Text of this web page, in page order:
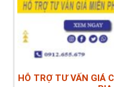
HỖ TRỢ TƯ VẤN GIÁ